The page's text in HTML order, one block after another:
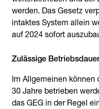
werden. Das Gesetz
intaktes System allein
auf 2024 sofort
Zulässige
Im Allgemeinen können
30 Jahre betrieben
das GEG in der Regel